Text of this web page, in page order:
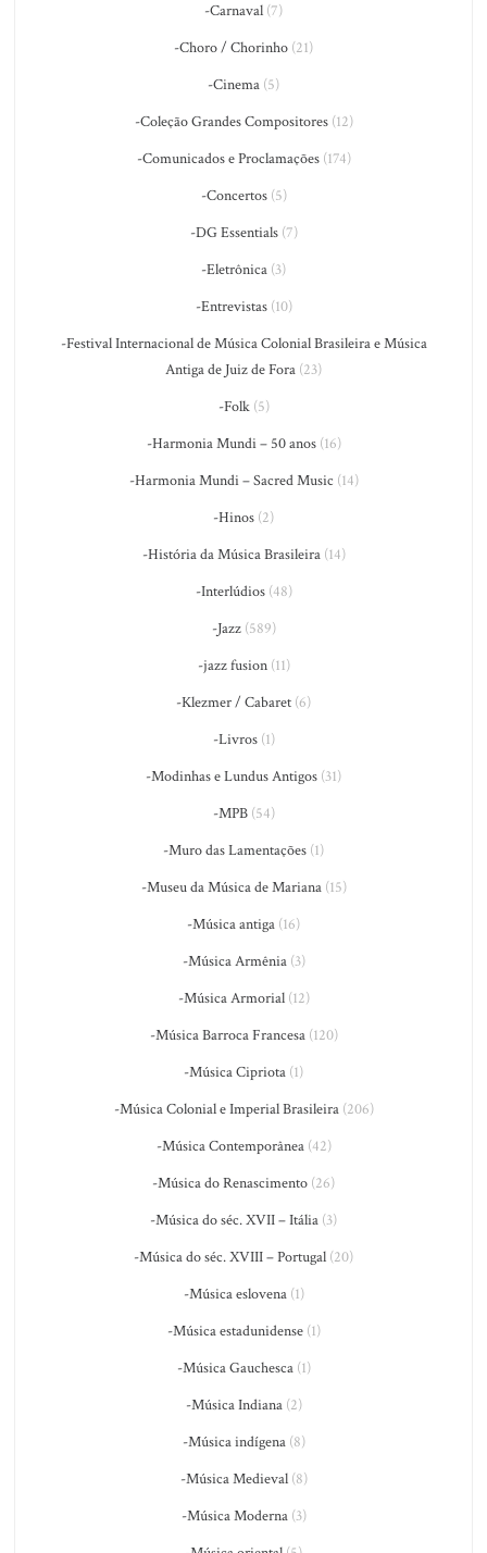
-Carnaval (7)
-Choro / Chorinho (21)
-Cinema (5)
-Coleção Grandes Compositores(12)
-Comunicados e Proclamações(174)
-Concertos(5)
-DG Essentials(7)
-Eletrônica (3)
-Entrevistas(10)
-Festival Internacional de Música Colonial Brasileira e Música
Antiga de Juiz de Fora (23)
-Folk(5)
-Harmonia Mundi – 50 anos(16)
-Harmonia Mundi – Sacred Music (14)
-Hinos (2)
-História da Música Brasileira(14)
-Interlúdios(48)
-Jazz(589)
-jazz fusion(11)
-Klezmer / Cabaret (6)
-Livros(1)
-Modinhas e Lundus Antigos (31)
-MPB(54)
-Muro das Lamentações (1)
-Museu da Música de Mariana(15)
-Música antiga (16)
-Música Armênia(3)
-Música Armorial(12)
-Música Barroca Francesa(120)
-Música Cipriota (1)
-Música Colonial e Imperial Brasileira(206)
-Música Contemporânea(42)
-Música do Renascimento (26)
-Música do séc. XVII – Itália (3)
-Música do séc. XVIII – Portugal (20)
-Música eslovena(1)
-Música estadunidense(1)
-Música Gauchesca(1)
-Música Indiana(2)
-Música indígena(8)
-Música Medieval(8)
-Música Moderna(3)